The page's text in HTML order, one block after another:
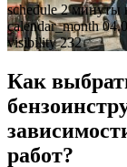
schedule 2 минуты
calendar_month
visibility 232
Как
работ?